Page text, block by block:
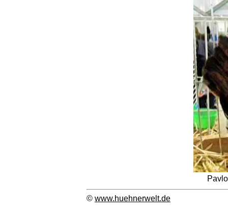
© www.huehnerwelt.de